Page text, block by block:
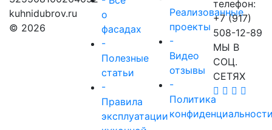
kuhnidubrov.ru
© 2026
о
фасадах
-
Полезные
статьи
-
Правила
эксплуатации
Реализованные
проекты
-
Видео
отзывы
-
Политика
телефон:
+7 (917)
508-12-89
МЫ В
СОЦ.
СЕТЯХ